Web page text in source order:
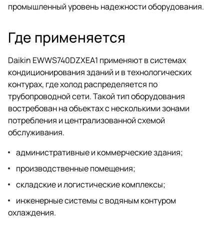
промышленный уровень надежности оборудования.
Где применяется
Daikin EWWS740DZXEA1 применяют в системах
кондиционирования зданий и в технологических
контурах, где холод распределяется по
трубопроводной сети. Такой тип оборудования
востребован на объектах с несколькими зонами
потребления и централизованной схемой
обслуживания.
административные и коммерческие здания;
производственные помещения;
складские и логистические комплексы;
инженерные системы с водяным контуром
охлаждения.